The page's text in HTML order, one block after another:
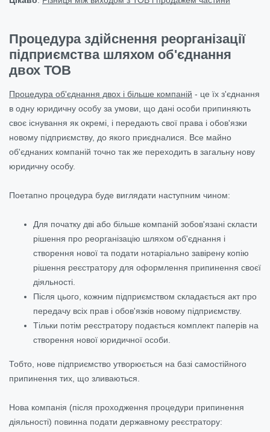
Процедура здійснення реорганізації
підприємства шляхом об'єднання
двох ТОВ
Процедура об'єднання двох і більше компаній - це їх з'єднання
в одну юридичну особу за умови, що дані особи припиняють
своє існування як окремі, і передають свої права і обов'язки
новому підприємству, до якого приєдналися. Все майно
об'єднаних компаній точно так же переходить в загальну нову
юридичну особу.
Поетапно процедура буде виглядати наступним чином:
Для початку дві або більше компаній зобов'язані скласти
рішення про реорганізацію шляхом об'єднання і
створення нової та подати нотаріально завірену копію
рішення реєстратору для оформлення припинення своєї
діяльності.
Після цього, кожним підприємством складається акт про
передачу всіх прав і обов'язків новому підприємству.
Тільки потім реєстратору подається комплект паперів на
створення нової юридичної особи.
Тобто, нове підприємство утворюється на базі самостійного
припинення тих, що зливаються.
Нова компанія (після проходження процедури припинення
діяльності) повинна подати державному реєстратору: